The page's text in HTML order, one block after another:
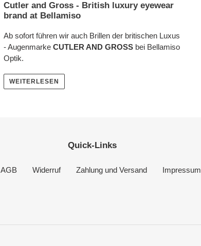
Cutler and Gross - British luxury eyewear
brand at Bellamiso
Ab sofort führen wir auch Brillen der britischen Luxus
- AugenmarkeCUTLER AND GROSS bei Bellamiso
Optik.
WEITERLESEN
Quick-Links
AGB Widerruf Zahlung und Versand Impressum